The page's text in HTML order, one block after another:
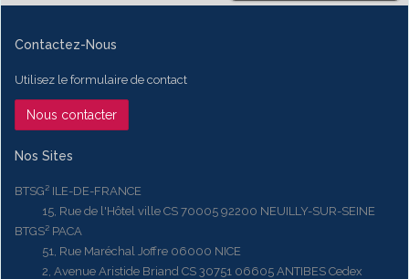
Contactez-Nous
Utilisez le formulaire de contact
Nous contacter
Nos Sites
BTSG² ILE-DE-FRANCE
15, Rue de l'Hôtel ville CS 70005 92200 NEUILLY-SUR-SEINE
BTGS² PACA
51, Rue Maréchal Joffre 06000 NICE
2, Avenue Aristide Briand CS 30751 06605 ANTIBES Cedex